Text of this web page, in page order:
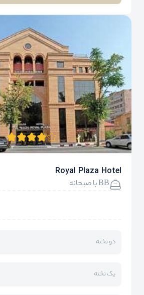
Royal Plaza Hotel
BB با صبحانه
دو تخته
یک تخته